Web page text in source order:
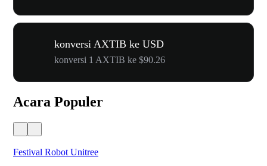
konversi AXTIB ke USD
konversi 1 AXTIB ke $90.26
Acara Populer
Festival Robot Unitree